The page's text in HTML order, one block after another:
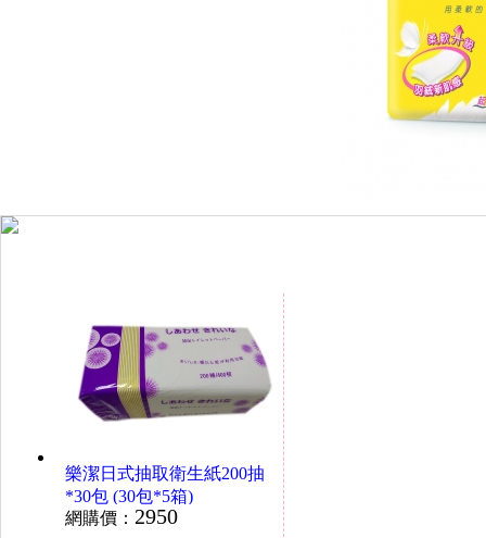
樂潔日式抽取衛生紙200抽
*30包 (30包*5箱)
網購價： 2950